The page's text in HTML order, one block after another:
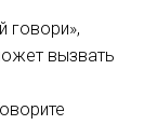
говори»,
вызвать